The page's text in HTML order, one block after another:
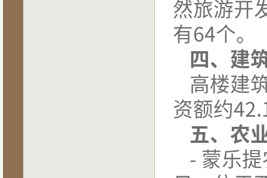
然旅游开
有64个。
四、建
高楼建
资额约
五、农
- 蒙乐